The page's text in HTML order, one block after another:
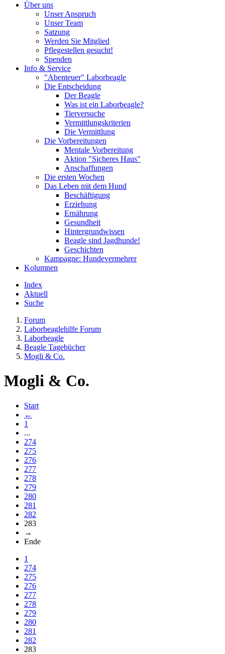
Über uns
Unser Anspruch
Unser Team
Satzung
Werden Sie Mitglied
Pflegestellen gesucht!
Spenden
Info & Service
"Abenteuer" Laborbeagle
Die Entscheidung
Der Beagle
Was ist ein Laborbeagle?
Tierversuche
Vermittlungskriterien
Die Vermittlung
Die Vorbereitungen
Mentale Vorbereitung
Aktion "Sicheres Haus"
Anschaffungen
Die ersten Wochen
Das Leben mit dem Hund
Beschäftigung
Erziehung
Ernährung
Gesundheit
Hintergrundwissen
Beagle sind Jagdhunde!
Geschichten
Kampagne: Hundevermehrer
Kolumnen
Index
Aktuell
Suche
Forum
Laborbeaglehilfe Forum
Laborbeagle
Beagle Tagebücher
Mogli & Co.
Mogli & Co.
Start
←
1
...
274
275
276
277
278
279
280
281
282
283
→
Ende
1
274
275
276
277
278
279
280
281
282
283